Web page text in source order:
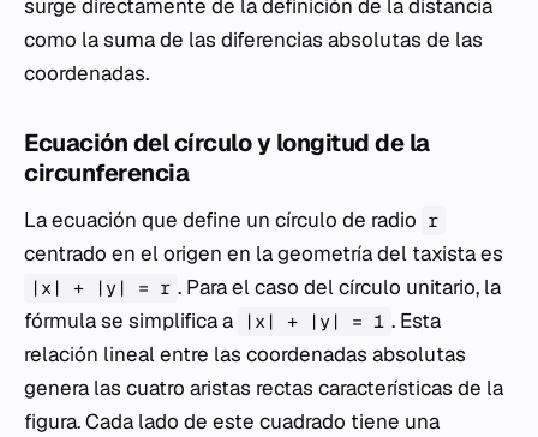
surge directamente de la definición de la distancia
como la suma de las diferencias absolutas de las
coordenadas.
Ecuación del círculo y longitud de la
circunferencia
La ecuación que define un círculo de radio r
centrado en el origen en la geometría del taxista es
|x| + |y| = r . Para el caso del círculo unitario, la
fórmula se simplifica a
|x| + |y| = 1 . Esta
relación lineal entre las coordenadas absolutas
genera las cuatro aristas rectas características de la
figura. Cada lado de este cuadrado tiene una